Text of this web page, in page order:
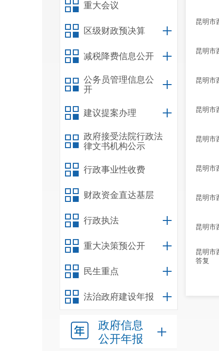
重大会议
区级财政预决算
减税降费信息公开
公务员管理信息公
开
建议提案办理
政府接受法院行政法
律文书机构公示
行政事业性收费
财政资金直达基层
行政执法
重大决策预公开
民生重点
法治政府建设年报
政府信息
公开年报
昆明市
昆明市
昆明市
昆明市
昆明市
昆明市
昆明市
昆明市
昆明市
答复